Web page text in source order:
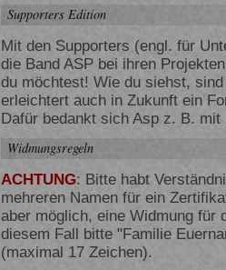
Supporters Edition
Mit den Supporters (engl. für
die Band ASP bei ihren
du möchtest! Wie du siehst,
erleichtert auch in Zukunft ein
Dafür bedankt sich Asp z. B.
Widmungsregeln
ACHTUNG: Bitte habt
mehreren Namen für ein
aber möglich, eine Widmung für
diesem Fall bitte "Familie
(maximal 17 Zeichen).